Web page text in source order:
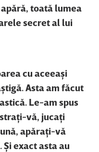
toată lumea
secret al lui
cu aceeaşi
Asta am făcut
Le-am spus
vă, jucaţi
apăraţi-vă
exact asta au